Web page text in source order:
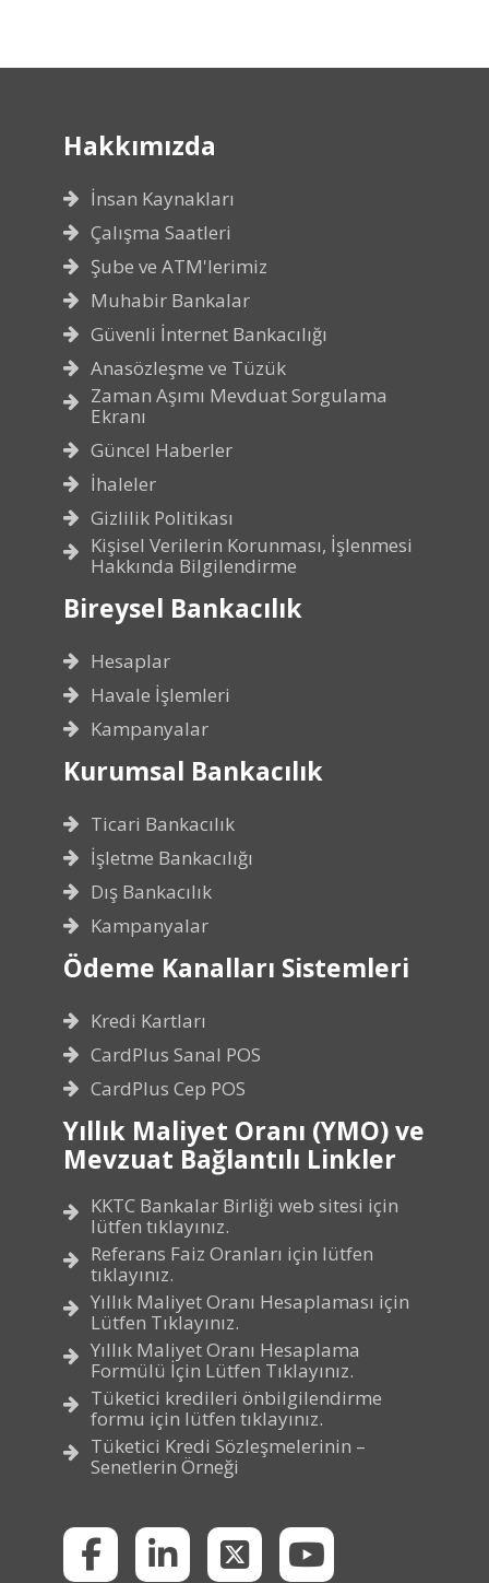
Hakkımızda
İnsan Kaynakları
Çalışma Saatleri
Şube ve ATM'lerimiz
Muhabir Bankalar
Güvenli İnternet Bankacılığı
Anasözleşme ve Tüzük
Zaman Aşımı Mevduat Sorgulama
Ekranı
Güncel Haberler
İhaleler
Gizlilik Politikası
Kişisel Verilerin Korunması, İşlenmesi
Hakkında Bilgilendirme
Bireysel Bankacılık
Hesaplar
Havale İşlemleri
Kampanyalar
Kurumsal Bankacılık
Ticari Bankacılık
İşletme Bankacılığı
Dış Bankacılık
Kampanyalar
Ödeme Kanalları Sistemleri
Kredi Kartları
CardPlus Sanal POS
CardPlus Cep POS
Yıllık Maliyet Oranı (YMO) ve
Mevzuat Bağlantılı Linkler
KKTC Bankalar Birliği web sitesi için
lütfen tıklayınız.
Referans Faiz Oranları için lütfen
tıklayınız.
Yıllık Maliyet Oranı Hesaplaması için
Lütfen Tıklayınız.
Yıllık Maliyet Oranı Hesaplama
Formülü İçin Lütfen Tıklayınız.
Tüketici kredileri önbilgilendirme
formu için lütfen tıklayınız.
Tüketici Kredi Sözleşmelerinin –
Senetlerin Örneği